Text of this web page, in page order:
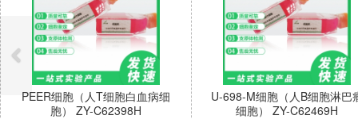
PEER细胞（人T细胞白血病细
胞） ZY-C62398H
U-698-M细胞（人B细胞淋巴
细胞） ZY-C62469H